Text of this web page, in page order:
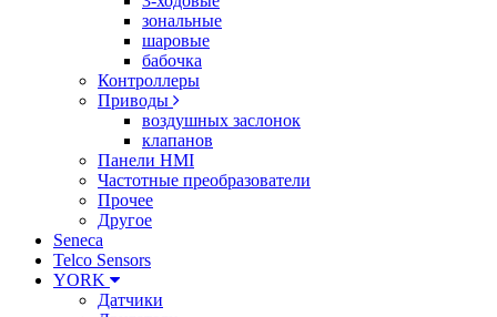
зональные
шаровые
бабочка
Контроллеры
Приводы
воздушных заслонок
клапанов
Панели HMI
Частотные преобразователи
Прочее
Другое
Seneca
Telco Sensors
YORK
Датчики